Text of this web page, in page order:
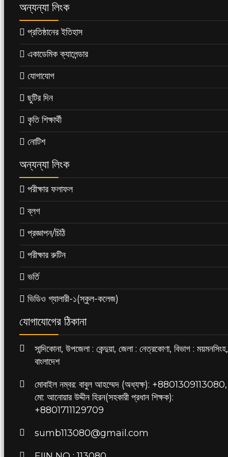
অন্যন্যা লিংক
প্রতিষ্ঠানের ইতিহাস
একাডেমিক ক্যালেন্ডার
যোগাযোগ
ছুটির দিন
কৃতি শিক্ষার্থী
নোটিশ
অন্যন্যা লিংক
পরীক্ষার ফলাফল
ব্লগ
প্রজ্ঞাপন/চিঠি
পরীক্ষার রুটিন
ভর্তি
ভিডিও গ্যালারী-১(স্কুল-কলেজ)
যোগাযোগের ঠিকানা
সান্দিকোনা, উপজেলা : কেন্দুয়া, জেলা : নেত্রকোণা, বিভাগ : ময়মনসিংহ,
বাংলাদেশ
মোবাইল নম্বর: বাবুল আহম্মেদ (অধ্যক্ষ): +8801309113080,
মো: আনোয়ার উদ্দীন হিরন(সহকারী প্রধান শিক্ষক):
+8801711129709
sumb113080@gmail.com